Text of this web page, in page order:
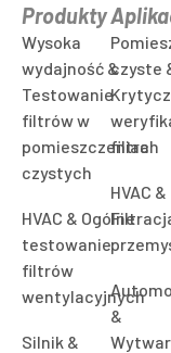
Produkty
Wysoka
wydajność &
Testowanie
filtrów w
pomieszczeniach
czystych
HVAC & Ogólne
testowanie
filtrów
wentylacyjnych
Silnik &
czyste
filtra
HVAC &
&